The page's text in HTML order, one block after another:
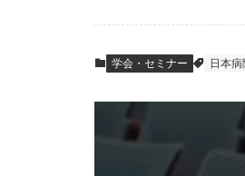
学会・セミナー 日本